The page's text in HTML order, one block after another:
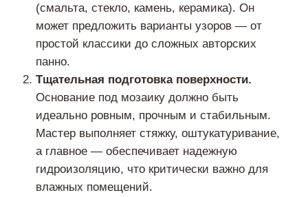
(смальта, стекло, камень, керамика). Он
может предложить варианты узоров — от
простой классики до сложных авторских
панно.
Тщательная подготовка поверхности.
Основание под мозаику должно быть
идеально ровным, прочным и стабильным.
Мастер выполняет стяжку, оштукатуривание,
а главное — обеспечивает надежную
гидроизоляцию, что критически важно для
влажных помещений.